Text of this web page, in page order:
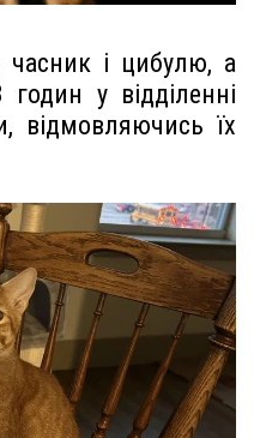
часник і цибулю, а
у відділенні
відмовляючись їх